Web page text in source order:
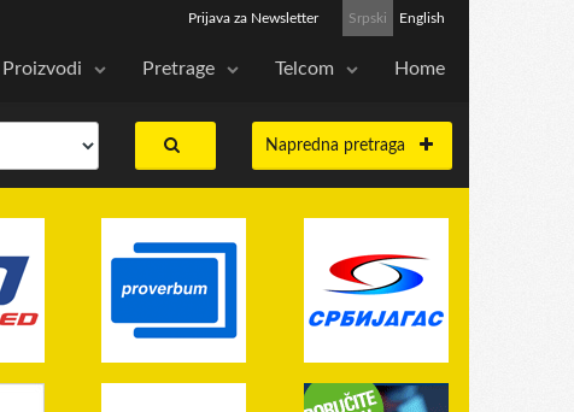
Srpski English
Prijava za Newsletter
Proizvodi Pretrage Telcom Home
Napredna pretraga